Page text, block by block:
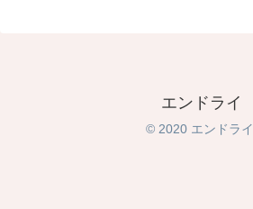
エンドライ
© 2020 エンドライ.